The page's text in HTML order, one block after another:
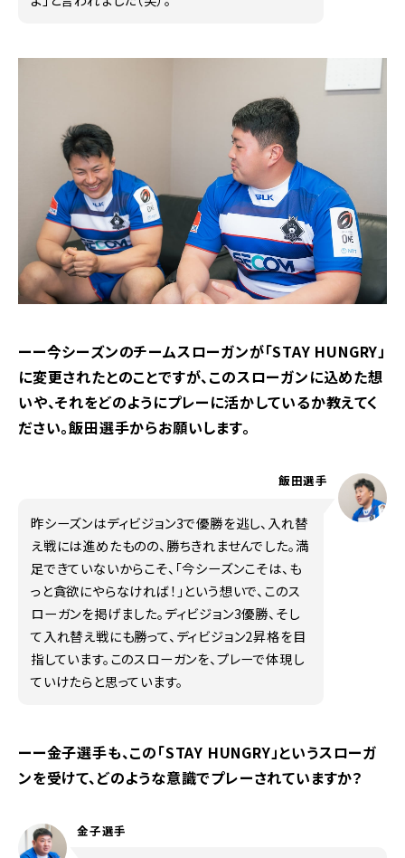
ーー今シーズンのチームスローガンが「STAY HUNGRY」
に変更されたとのことですが、このスローガンに込めた想
いや、それをどのようにプレーに活かしているか教えてく
ださい。飯田選手からお願いします。
昨シーズンはディビジョン3で優勝を逃し、入れ替
え戦には進めたものの、勝ちきれませんでした。満
足できていないからこそ、「今シーズンこそは、も
っと貪欲にやらなければ！」という想いで、このス
ローガンを掲げました。ディビジョン3優勝、そし
て入れ替え戦にも勝って、ディビジョン2昇格を目
指しています。このスローガンを、プレーで体現し
ていけたらと思っています。
飯田選手
ーー金子選手も、この「STAY HUNGRY」というスローガ
ンを受けて、どのような意識でプレーされていますか？
金子選手